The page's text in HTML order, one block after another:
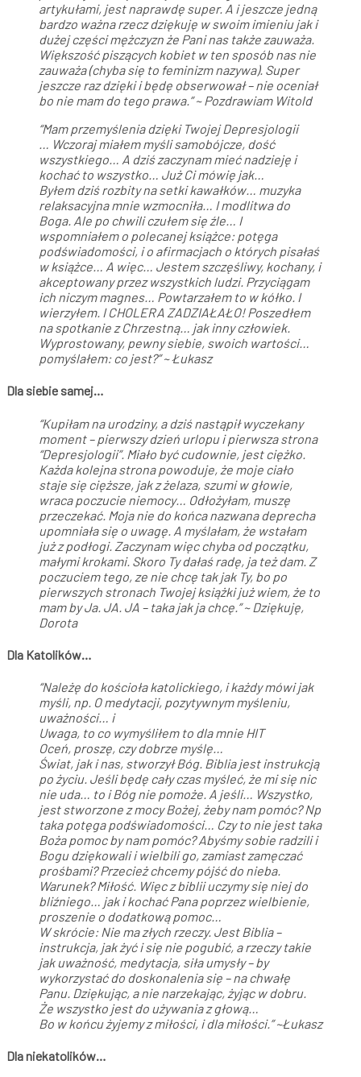
artykułami, jest naprawdę super. A i jeszcze jedną
bardzo ważna rzecz dziękuję w swoim imieniu jak i
dużej części mężczyzn że Pani nas także zauważa.
Większość piszących kobiet w ten sposób nas nie
zauważa (chyba się to feminizm nazywa). Super
jeszcze raz dzięki i będę obserwował – nie oceniał
bo nie mam do tego prawa.” ~ Pozdrawiam Witold
“Mam przemyśleniadzięki Twojej Depresjologii
… Wczoraj miałem myśli samobójcze, dość
wszystkiego… A dziś zaczynam mieć nadzieję i
kochać to wszystko… Już Ci mówię jak…
Byłem dziś rozbity na setki kawałków… muzyka
relaksacyjna mnie wzmocniła… I modlitwa do
Boga. Ale po chwili czułem się źle… I
wspomniałem o polecanej książce: potęga
podświadomości, i o afirmacjach o których pisałaś
w książce… A więc… Jestem szczęśliwy, kochany, i
akceptowany przez wszystkich ludzi. Przyciągam
ich niczym magnes… Powtarzałem to w kółko. I
wierzyłem. I CHOLERA ZADZIAŁAŁO! Poszedłem
na spotkanie z Chrzestną… jak inny człowiek.
Wyprostowany, pewny siebie, swoich wartości…
pomyślałem: co jest?” ~ Łukasz
Dla siebie samej…
“Kupiłam na urodziny, a dziś nastąpił wyczekany
moment – pierwszy dzień urlopu i pierwsza strona
“Depresjologii”. Miało być cudownie, jest ciężko.
Każda kolejna strona powoduje, że moje ciało
staje się cięższe, jak z żelaza, szumi w głowie,
wraca poczucie niemocy… Odłożyłam, muszę
przeczekać. Moja nie do końca nazwana deprecha
upomniała się o uwagę. A myślałam, że wstałam
już z podłogi. Zaczynam więc chyba od początku,
małymi krokami. Skoro Ty dałaś radę, ja też dam. Z
poczuciem tego, ze nie chcę tak jak Ty, bo po
pierwszych stronach Twojej książki już wiem, że to
mam by Ja. JA. JA – taka jak ja chcę.” ~ Dziękuję,
Dorota
Dla Katolików…
“Należę do kościoła katolickiego, i każdy mówi jak
myśli, np. O medytacji, pozytywnym myśleniu,
uważności… i
Uwaga, to co wymyśliłem to dla mnie HIT
Oceń, proszę, czy dobrze myślę…
Świat, jak i nas, stworzył Bóg. Biblia jest instrukcją
po życiu. Jeśli będę cały czas myśleć, że mi się nic
nie uda… to i Bóg nie pomoże. A jeśli… Wszystko,
jest stworzone z mocy Bożej, żeby nam pomóc? Np
taka potęga podświadomości… Czy to nie jest taka
Boża pomoc by nam pomóc? Abyśmy sobie radzili i
Bogu dziękowali i wielbili go, zamiast zamęczać
prośbami? Przecież chcemy pójść do nieba.
Warunek? Miłość. Więc z biblii uczymy się niej do
bliźniego… jak i kochać Pana poprzez wielbienie,
proszenie o dodatkową pomoc…
W skrócie: Nie ma złych rzeczy. Jest Biblia –
instrukcja, jak żyć i się nie pogubić, a rzeczy takie
jak uważność, medytacja, siła umysły – by
wykorzystać do doskonalenia się – na chwałę
Panu. Dziękując, a nie narzekając, żyjąc w dobru.
Że wszystko jest do używania z głową…
Bo w końcu żyjemy z miłości, i dla miłości.” ~Łukasz
Dla niekatolików…